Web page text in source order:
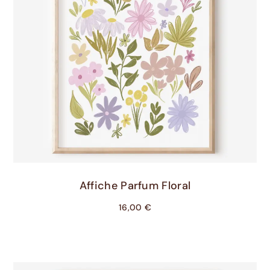
Choix Des Options
Affiche Parfum Floral
16,00 €